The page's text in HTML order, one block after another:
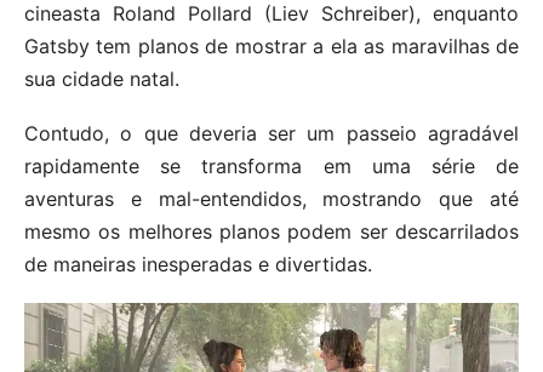
cineasta Roland Pollard (Liev Schreiber), enquanto
Gatsby tem planos de mostrar a ela as maravilhas de
sua cidade natal.
Contudo, o que deveria ser um passeio agradável
rapidamente se transforma em uma série de
aventuras e mal-entendidos, mostrando que até
mesmo os melhores planos podem ser descarrilados
de maneiras inesperadas e divertidas.